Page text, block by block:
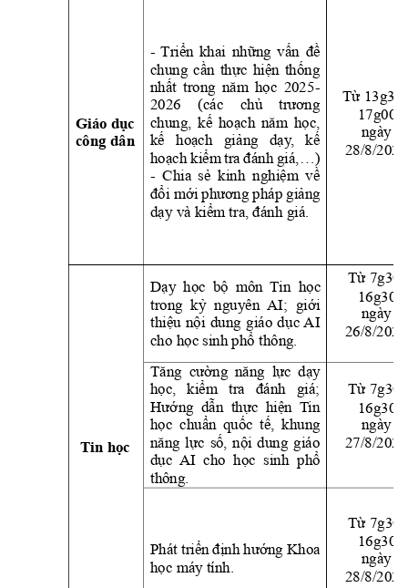
Giáo dục
công dân
- Triển khai những vấn đề
chung cần thực hiện thống
nhất trong năm học 2025-
2026
(các chủ
trương
chung, kế hoạch năm học,
kế
hoạch giảng dạy,
kế
hoạch kiểm tra đánh giá,…)
- Chia sẻ kinh nghiệm về
đổi mới phương pháp giảng
dạy và kiểm tra, đánh giá.
Từ
17g00
ngày
28/8/2025
Tin học
Dạy học  bộ  môn Tin  học
trong kỷ nguyên AI; giới
thiệu nội dung giáo dục AI
cho học sinh phổ thông.
Từ 7g30-
16g30
ngày
26/8/2025
Tăng cường năng lực dạy
học,
kiểm tra đánh
giá;
Hướng  dẫn  thực  hiện  Tin
học chuẩn quốc tế, khung
năng lực số, nội dung giáo
dục AI cho học  sinh phổ
thông.
Từ 7g30-
16g30
ngày
27/8/2025
Phát triển định hướng Khoa
học máy tính.
Từ 7g30-
16g30
ngày
28/8/2025